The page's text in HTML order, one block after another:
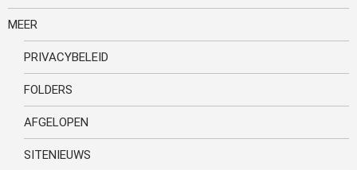
MEER
PRIVACYBELEID
FOLDERS
AFGELOPEN
SITENIEUWS